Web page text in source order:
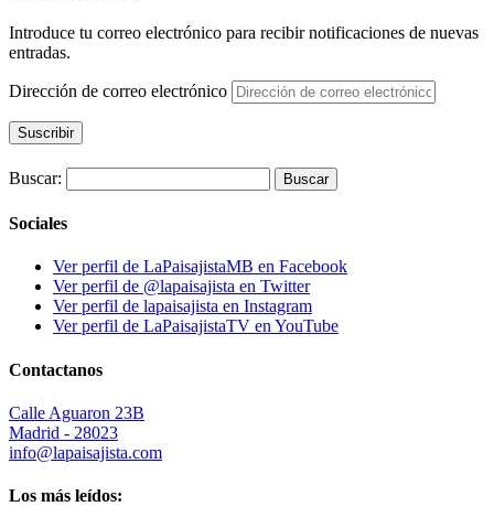
Introduce tu correo electrónico para recibir notificaciones de nuevas
entradas.
Dirección de correo electrónico
Suscribir
Buscar:
Sociales
Ver perfil de LaPaisajistaMB en Facebook
Ver perfil de @lapaisajista en Twitter
Ver perfil de lapaisajista en Instagram
Ver perfil de LaPaisajistaTV en YouTube
Contactanos
Calle Aguaron 23B
Madrid - 28023
info@lapaisajista.com
Los más leídos: